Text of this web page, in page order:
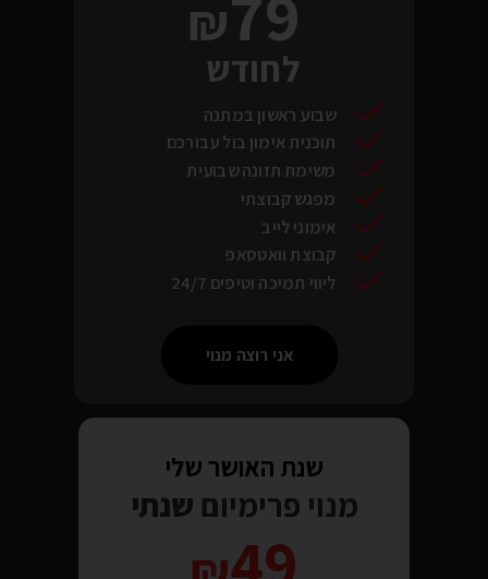
לחודש
שבוע ראשון במתנה
תוכנית אימון בול עבורכם
משימת תזונה שבועית
מפגש קבוצתי
אימוני לייב
קבוצת וואטסאפ
ליווי תמיכה וטיפים 24/7
אני רוצה מנוי
שנת האושר שלי
מנוי פרימיום שנתי